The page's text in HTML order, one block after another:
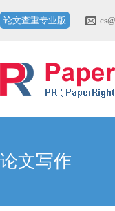
论文查重专业版
论文写作